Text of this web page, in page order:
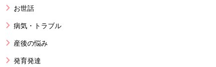
お世話
病気・トラブル
産後の悩み
発育発達